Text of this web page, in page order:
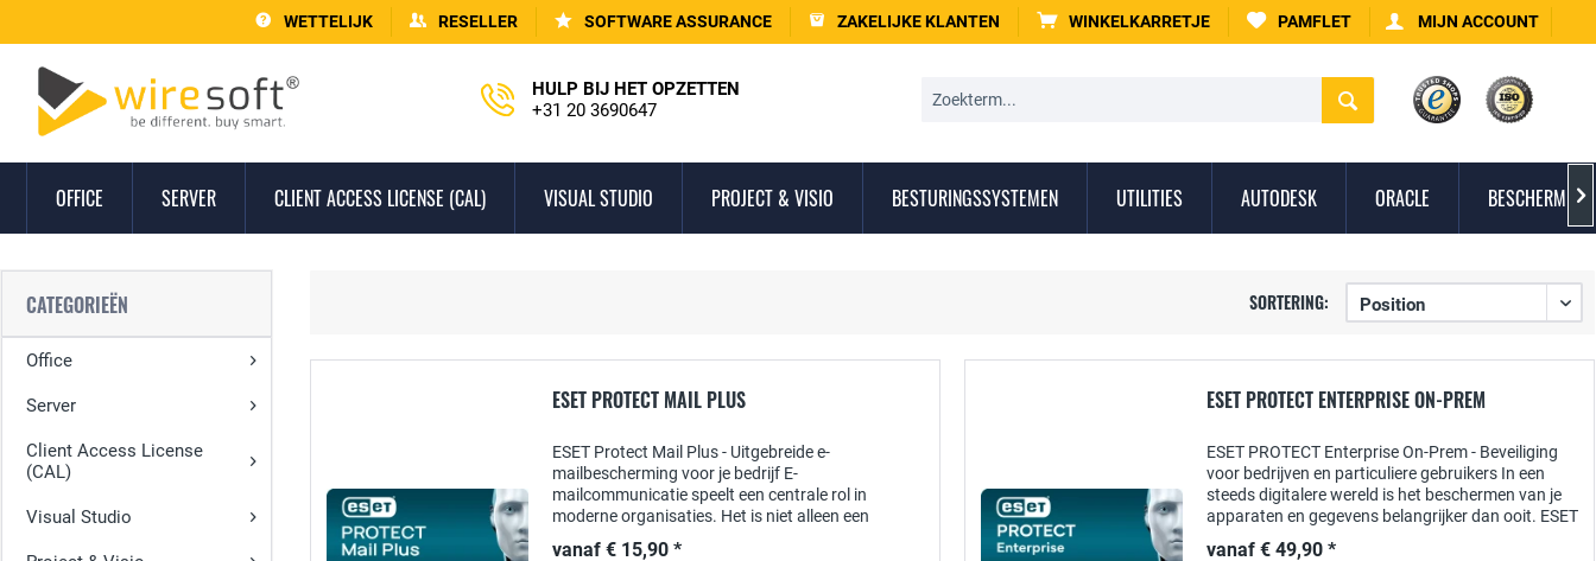
WETTELIJK RESELLER SOFTWARE ASSURANCE ZAKELIJKE KLANTEN WINKELKARRETJE PAMFLET MIJN ACCOUNT
HULP BIJ HET OPZETTEN
+31 20 3690647
OFFICE SERVER CLIENT ACCESS LICENSE (CAL) VISUAL STUDIO PROJECT & VISIO BESTURINGSSYSTEMEN UTILITIES AUTODESK ORACLE 
CATEGORIEËN
Office
Server
Client Access License
(CAL)
Visual Studio
SORTERING:
ESET PROTECT MAIL PLUS
ESET Protect Mail Plus - Uitgebreide e-
mailbescherming voor je bedrijf E-
mailcommunicatie speelt een centrale rol in
moderne organisaties. Het is niet alleen een
vanaf € 15,90 *
ESET PROTECT ENTERPRISE ON-PREM
ESET PROTECT Enterprise On-Prem - Beveiliging
voor bedrijven en particuliere gebruikers In een
steeds digitalere wereld is het beschermen van je
apparaten en gegevens belangrijker dan ooit. ESET
vanaf € 49,90 *